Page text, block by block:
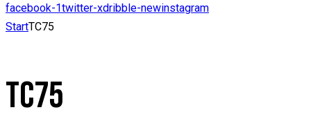
facebook-1twitter-xdribble-newinstagram
StartTC75
TC75